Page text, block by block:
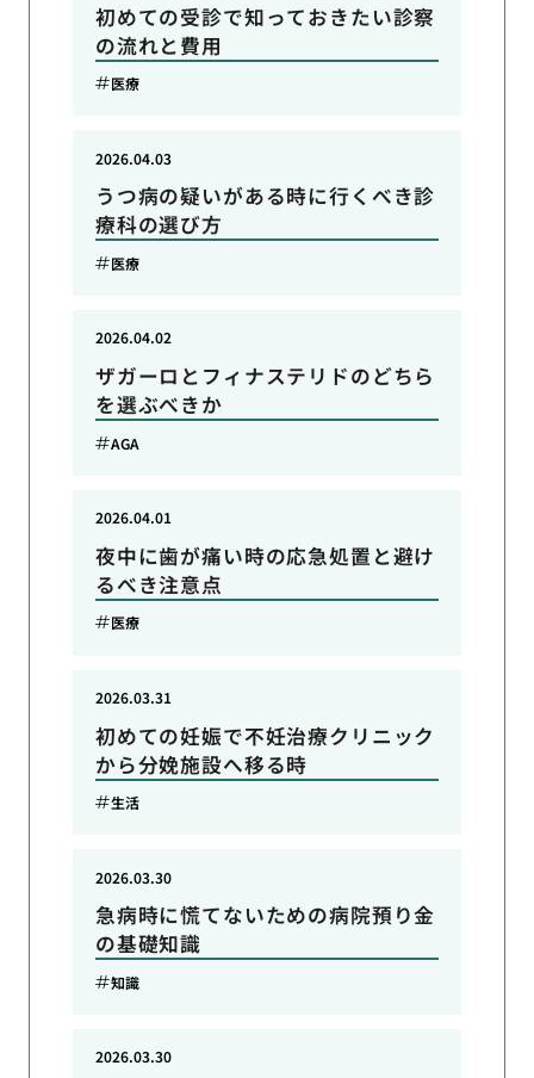
初めての受診で知っておきたい診察
の流れと費用
医療
うつ病の疑いがある時に行くべき診
療科の選び方
2026.04.03
医療
ザガーロとフィナステリドのどちら
を選ぶべきか
2026.04.02
AGA
夜中に歯が痛い時の応急処置と避け
るべき注意点
2026.04.01
医療
初めての妊娠で不妊治療クリニック
から分娩施設へ移る時
2026.03.31
生活
急病時に慌てないための病院預り金
の基礎知識
2026.03.30
知識
2026.03.30